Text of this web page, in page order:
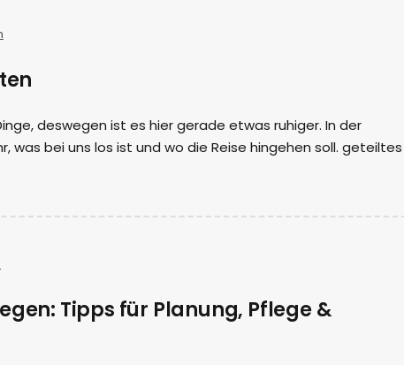
deswegen ist es hier gerade etwas ruhiger. In der
was bei uns los ist und wo die Reise hingehen soll. geteiltes
Tipps für Planung, Pflege &